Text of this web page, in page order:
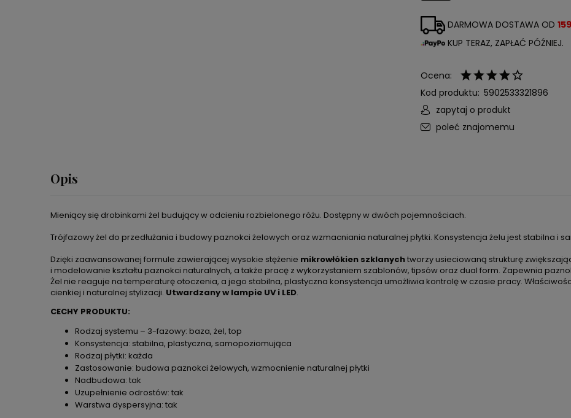
DARMOWA DOSTAWA OD
KUP TERAZ, ZAPŁAĆ PÓŹNIEJ.
Ocena:
Kod produktu: 5902533321896
zapytaj o produkt
poleć znajomemu
Opis
Mieniący się drobinkami żel budujący w odcieniu rozbielonego różu. Dostępny w dwóch pojemnościach.
Trójfazowy żel do przedłużania i budowy paznokci żelowych oraz wzmacniania naturalnej płytki. Konsystencja żelu jest stabilna i
Dzięki zaawansowanej formule zawierającej wysokie stężenie mikrowłókien szklanychtworzy usieciowaną strukturę
i modelowanie kształtu paznokci naturalnych, a także pracę z wykorzystaniem szablonów, tipsów oraz dual form. Zapewnia
Żel nie reaguje na temperaturę otoczenia, a jego stabilna, plastyczna konsystencja umożliwia kontrolę w czasie pracy.
cienkiej i naturalnej stylizacji. Utwardzany w lampie UV i LED.
CECHY PRODUKTU:
Rodzaj systemu – 3-fazowy: baza, żel, top
Konsystencja: stabilna, plastyczna, samopoziomująca
Rodzaj płytki: każda
Zastosowanie: budowa paznokci żelowych, wzmocnienie naturalnej płytki
Nadbudowa: tak
Uzupełnienie odrostów: tak
Warstwa dyspersyjna: tak